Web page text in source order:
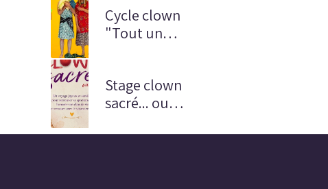
Cycle clown
"Tout un
Stage clown
sacré... ou